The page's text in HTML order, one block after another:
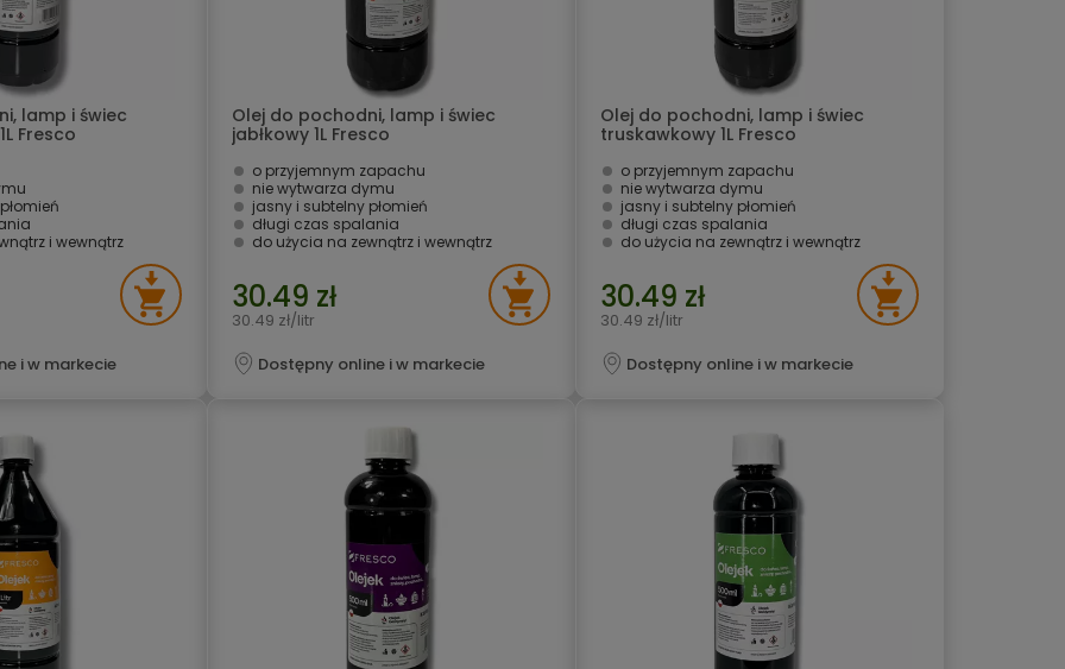
lamp i świec
Fresco
i wewnątrz
i w markecie
Olej do pochodni, lamp i świec
jabłkowy 1L Fresco
o przyjemnym zapachu
nie wytwarza dymu
jasny i subtelny płomień
długi czas spalania
do użycia na zewnątrz i wewnątrz
30.49 zł
30.49 zł/litr
Dostępny online i w markecie
Olej do pochodni, lamp i świec
truskawkowy 1L Fresco
o przyjemnym zapachu
nie wytwarza dymu
jasny i subtelny płomień
długi czas spalania
do użycia na zewnątrz i wewnątrz
30.49 zł
30.49 zł/litr
Dostępny online i w markecie